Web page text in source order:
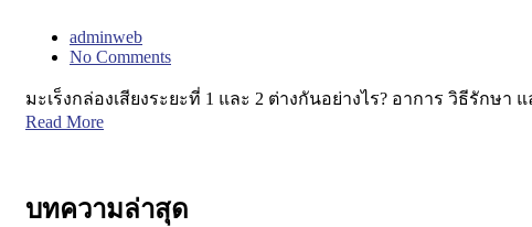
adminweb
No Comments
มะเร็งกล่องเสียงระยะที่ 1 และ 2 ต่างกันอย่างไร? อาการ วิธีรัก
Read More
บทความล่าสุด